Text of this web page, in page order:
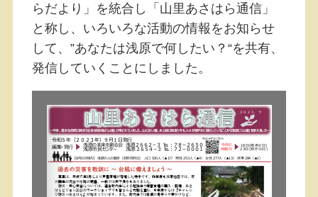
らだより」を統合し「山里あさはら通信」
と称し、いろいろな活動の情報をお知らせ
して、”あなたは浅原で何したい？“を共有、
発信していくことにしました。